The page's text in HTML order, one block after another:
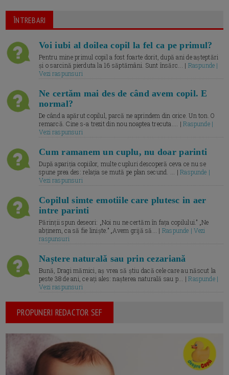
ÎNTREBARI
Voi iubi al doilea copil la fel ca pe primul?
Pentru mine primul copil a fost foarte dorit, după ani de așteptări
și o sarcină pierduta la 16 săptămâni. Sunt însărc... | Raspunde |
Vezi raspunsuri
Ne certăm mai des de când avem copil. E
normal?
De când a apărut copilul, parcă ne aprindem din orice. Un ton. O
remarcă. Cine s-a trezit din nou noaptea trecuta.... |Raspunde |
Vezi raspunsuri
Cum ramanem un cuplu, nu doar parinti
După apariția copiilor, multe cupluri descoperă ceva ce nu se
spune prea des: relația se mută pe plan secund. ... |Raspunde |
Vezi raspunsuri
Copilul simte emotiile care plutesc in aer
intre parinti
Părinții spun deseori: „Noi nu ne certăm în fața copilului.” „Ne
abținem, ca să fie liniște.” „Avem grijă să... | Raspunde | Vezi
raspunsuri
Naștere naturală sau prin cezariană
Bună, Dragi mămici, aș vrea să știu dacă cele care au născut la
peste 38 de ani, ce ați ales: nașterea naturală sau p... |Raspunde |
Vezi raspunsuri
PROPUNERI REDACTOR SEF